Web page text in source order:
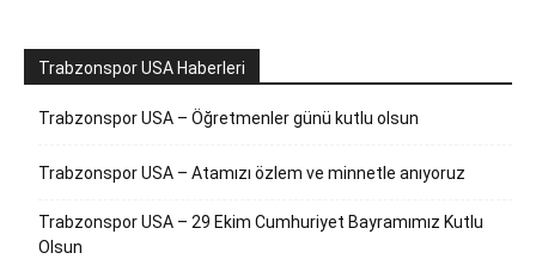
Trabzonspor USA Haberleri
Trabzonspor USA – Öğretmenler günü kutlu olsun
Trabzonspor USA – Atamızı özlem ve minnetle anıyoruz
Trabzonspor USA – 29 Ekim Cumhuriyet Bayramımız Kutlu
Olsun